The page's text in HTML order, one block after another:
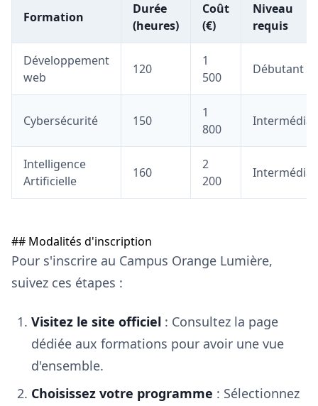
Formation
Durée
(heures)
Coût
(€)
Niveau
requis
Développement
web
120
1
500
Débutant
Cybersécurité 150
1
800
Intelligence
Artificielle
160
2
200
## Modalités d'inscription
Pour s'inscrire au Campus Orange Lumière,
suivez ces étapes :
Visitez le site officiel : Consultez la page
dédiée aux formations pour avoir une vue
d'ensemble.
Choisissez votre programme : Sélectionnez